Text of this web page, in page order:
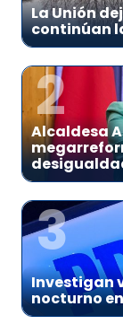
La Unión
continúan
2
Alcaldesa
3
Investigan
nocturno